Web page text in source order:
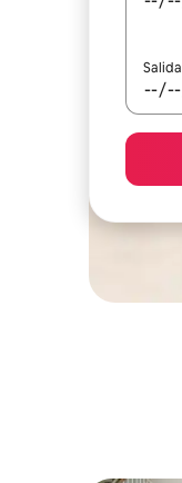
Salida